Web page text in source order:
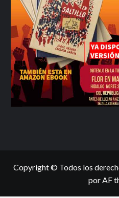
Copyright © Todos los
por AF